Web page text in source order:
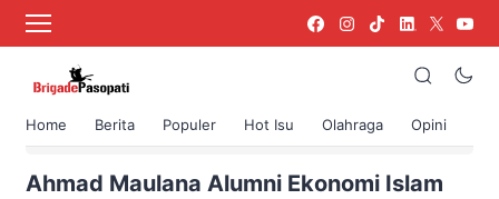
Home Berita Populer Hot Isu Olahraga Opini
›
Ahmad Maulana Alumni Ekonomi Islam